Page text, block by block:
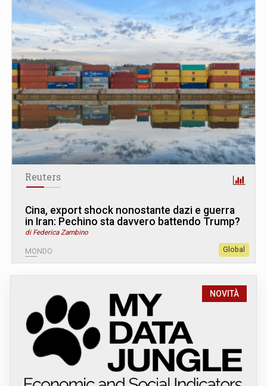
Reuters
Cina, export shock nonostante dazi e guerra
in Iran: Pechino sta davvero battendo Trump?
di Federica Zambino
MONDO Global
NOVITÀ